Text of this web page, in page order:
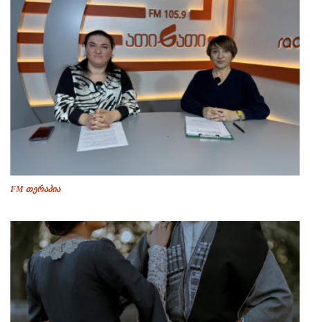
FM თერაპია